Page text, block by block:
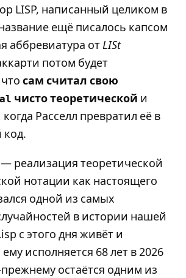
LISP, написанный целиком в
ещё писалось капсом
аббревиатура отLISt
потом будет
чтосам считал свою
чисто теоретической и
Расселл превратил её в
реализация теоретической
нотации как настоящего
одной из самых
в истории нашей
с этого дня живёт и
исполняется 68 лет в 2026
остаётся одним из